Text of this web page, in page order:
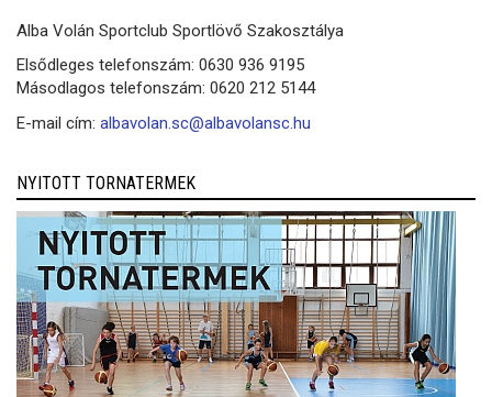
Alba Volán Sportclub Sportlövő Szakosztálya
Elsődleges telefonszám: 0630 936 9195
Másodlagos telefonszám: 0620 212 5144
E-mail cím: albavolan.sc@albavolansc.hu
NYITOTT TORNATERMEK